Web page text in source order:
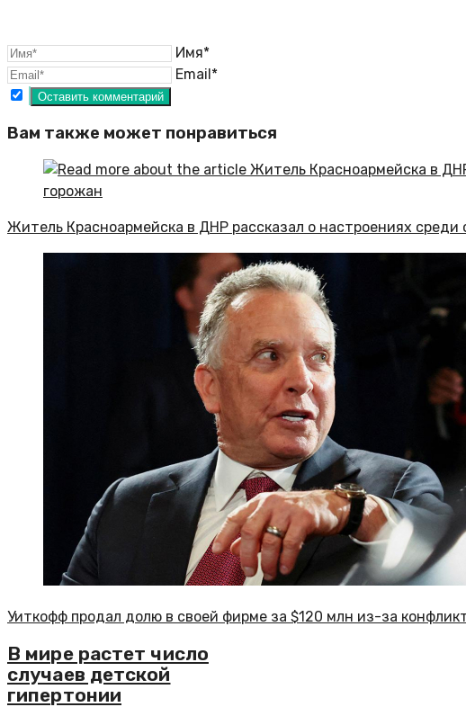
Имя*
Email*
Вам также может понравиться
Житель Красноармейска в ДНР рассказал о настроениях среди
Уиткофф продал долю в своей фирме за $120 млн из-за
В мире растет число
случаев детской
гипертонии